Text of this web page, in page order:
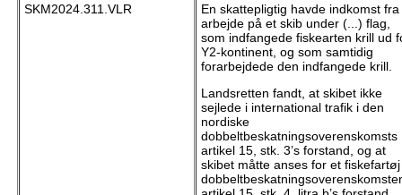
SKM2024.311.VLR
En skattepligtig havde indkomst fra
arbejde på et skib under (...) flag,
som indfangede fiskearten krill ud
Y2-kontinent, og som samtidig
forarbejdede den indfangede krill.
Landsretten fandt, at skibet ikke
sejlede i international trafik i den
nordiske
dobbeltbeskatningsoverenskomsts
artikel 15, stk. 3’s forstand, og at
skibet måtte anses for et